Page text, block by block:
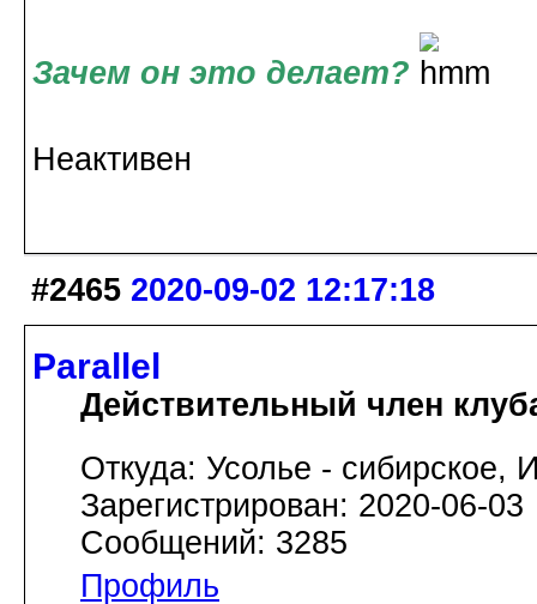
Зачем он это делает?
Неактивен
#2465 2020-09-02 12:17:18
Parallel
Действительный член
Откуда: Усолье - сибирское,
Зарегистрирован: 2020-06-03
Сообщений: 3285
Профиль